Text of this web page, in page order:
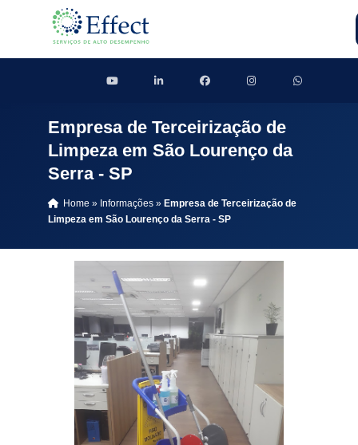
Empresa de Terceirização de
Limpeza em São Lourenço da
Serra - SP
Home » Informações » Empresa de Terceirização de
Limpeza em São Lourenço da Serra - SP